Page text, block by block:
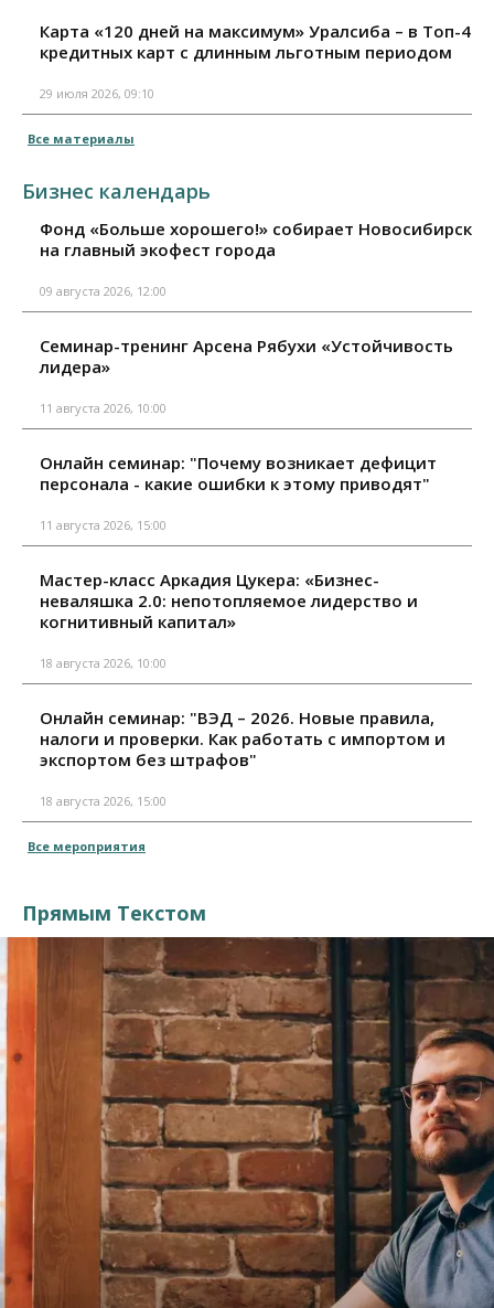
Карта «120 дней на максимум» Уралсиба – в Топ-4
кредитных карт с длинным льготным периодом
29 июля 2026, 09:10
Все материалы
Бизнес календарь
Фонд «Больше хорошего!» собирает Новосибирск
на главный экофест города
09 августа 2026, 12:00
Семинар-тренинг Арсена Рябухи «Устойчивость
лидера»
11 августа 2026, 10:00
Онлайн семинар: "Почему возникает дефицит
персонала - какие ошибки к этому приводят"
11 августа 2026, 15:00
Мастер-класс Аркадия Цукера: «Бизнес-
неваляшка 2.0: непотопляемое лидерство и
когнитивный капитал»
18 августа 2026, 10:00
Онлайн семинар: "ВЭД – 2026. Новые правила,
налоги и проверки. Как работать с импортом и
экспортом без штрафов"
18 августа 2026, 15:00
Все мероприятия
Прямым Текстом